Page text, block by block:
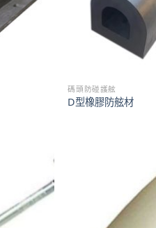
碼頭防碰護舷
D型橡膠防舷材